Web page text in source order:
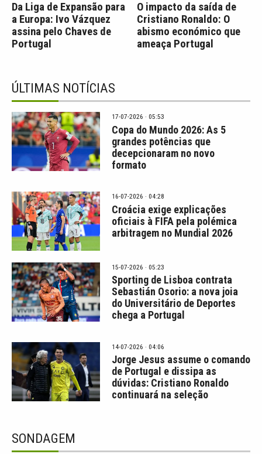
Da Liga de Expansão para
a Europa: Ivo Vázquez
assina pelo Chaves de
Portugal
O impacto da saída de
Cristiano Ronaldo: O
abismo económico que
ameaça Portugal
ÚLTIMAS NOTÍCIAS
17-07-2026 · 05:53
Copa do Mundo 2026: As 5
grandes potências que
decepcionaram no novo
formato
16-07-2026 · 04:28
Croácia exige explicações
oficiais à FIFA pela polémica
arbitragem no Mundial 2026
15-07-2026 · 05:23
Sporting de Lisboa contrata
Sebastián Osorio: a nova joia
do Universitário de Deportes
chega a Portugal
14-07-2026 · 04:06
Jorge Jesus assume o comando
de Portugal e dissipa as
dúvidas: Cristiano Ronaldo
continuará na seleção
SONDAGEM